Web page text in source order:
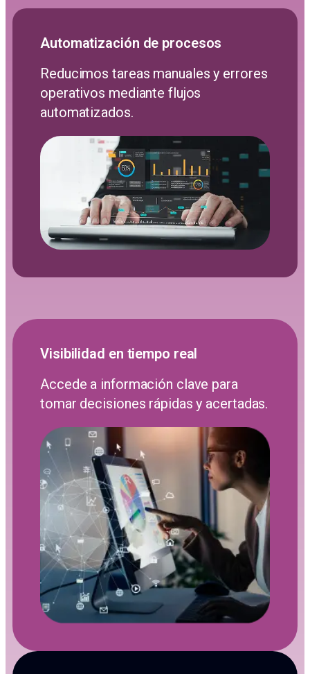
Automatización de procesos
Reducimos tareas manuales y errores
operativos mediante flujos
automatizados.
Visibilidad en tiempo real
Accede a información clave para
tomar decisiones rápidas y acertadas.